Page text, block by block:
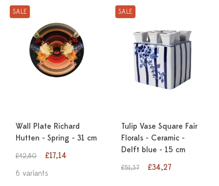
SALE
Wall Plate Richard
Hutten - Spring - 31 cm
£42,80
£17,14
6 variants
SALE
Tulip Vase Square Fair
Florals - Ceramic -
Delft blue - 15 cm
£51,37 £34,27